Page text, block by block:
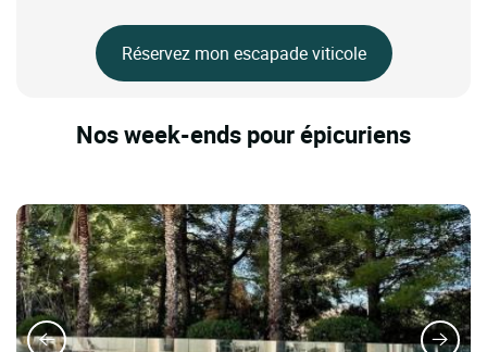
Réservez mon escapade viticole
Nos week-ends pour épicuriens